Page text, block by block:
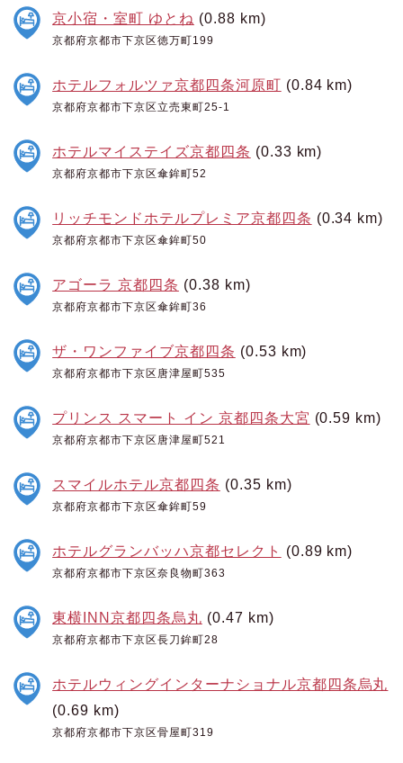
京小宿・室町 ゆとね (0.88 km)
京都府京都市下京区徳万町199
ホテルフォルツァ京都四条河原町 (0.84 km)
京都府京都市下京区立売東町25-1
ホテルマイステイズ京都四条 (0.33 km)
京都府京都市下京区傘鉾町52
リッチモンドホテルプレミア京都四条 (0.34 km)
京都府京都市下京区傘鉾町50
アゴーラ 京都四条 (0.38 km)
京都府京都市下京区傘鉾町36
ザ・ワンファイブ京都四条 (0.53 km)
京都府京都市下京区唐津屋町535
プリンス スマート イン 京都四条大宮 (0.59 km)
京都府京都市下京区唐津屋町521
スマイルホテル京都四条 (0.35 km)
京都府京都市下京区傘鉾町59
ホテルグランバッハ京都セレクト (0.89 km)
京都府京都市下京区奈良物町363
東横INN京都四条烏丸 (0.47 km)
京都府京都市下京区長刀鉾町28
ホテルウィングインターナショナル京都四条烏丸
(0.69 km)
京都府京都市下京区骨屋町319